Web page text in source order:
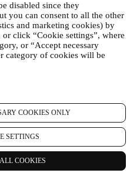
disabled since they
you can consent to all the other
and marketing cookies) by
click “Cookie settings”, where
or “Accept necessary
category of cookies will be
COOKIES ONLY
SETTINGS
COOKIES
Completa
i vostri dati personali e la
illustra in che modo
personali in conformità alla
dei dati (ivi incluso il
dei dati dell’UE 2016/679) e
protezione dei dati nel vostro
(le “Leggi in materia di
DA VOI E CHE TIPO DI DATI
informazione relativa a voi e
o in combinazione con
da minori. Dovete aver